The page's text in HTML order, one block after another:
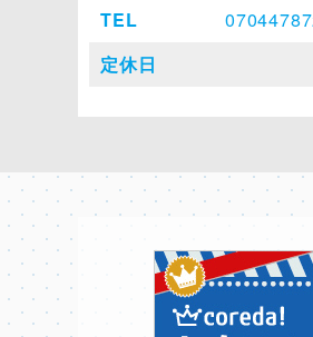
TEL
定休日